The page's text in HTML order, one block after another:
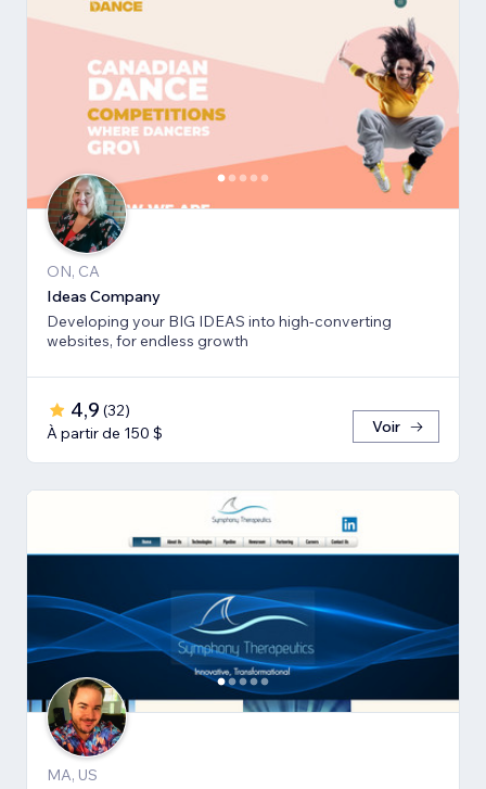
ON, CA
Ideas Company
Developing your BIG IDEAS into high-converting
websites, for endless growth
4,9 (32)
À partir de 150 $
Voir
MA, US